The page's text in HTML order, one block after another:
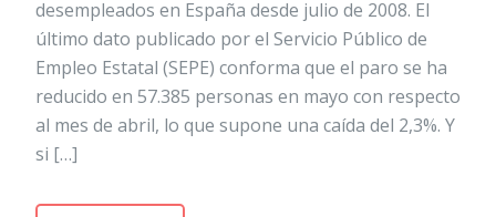
desempleados en España desde julio de 2008. El
último dato publicado por el Servicio Público de
Empleo Estatal (SEPE) conforma que el paro se ha
reducido en 57.385 personas en mayo con respecto
al mes de abril, lo que supone una caída del 2,3%. Y
si […]